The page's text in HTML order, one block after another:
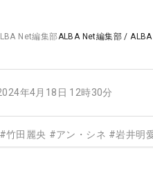
Net編集部ALBA Net編集部 /
年4月18日 12時30分
#竹田麗央 #アン・シネ #岩井明